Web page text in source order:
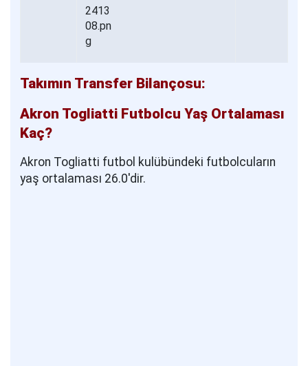
Takımın Transfer Bilançosu:
Akron Togliatti Futbolcu Yaş Ortalaması
Kaç?
Akron Togliatti futbol kulübündeki futbolcuların
yaş ortalaması 26.0'dir.